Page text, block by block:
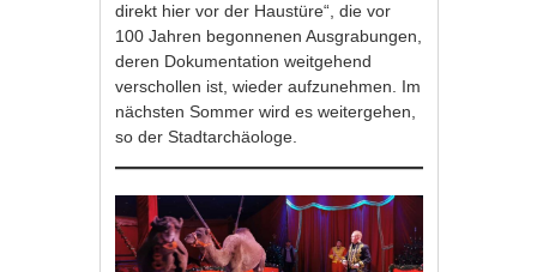
direkt hier vor der Haustüre“, die vor
100 Jahren begonnenen Ausgrabungen,
deren Dokumentation weitgehend
verschollen ist, wieder aufzunehmen. Im
nächsten Sommer wird es weitergehen,
so der Stadtarchäologe.